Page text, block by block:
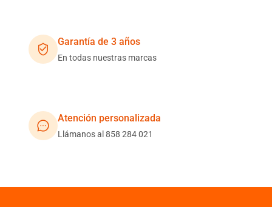
Garantía de 3 años
En todas nuestras marcas
Atención personalizada
Llámanos al 858 284 021